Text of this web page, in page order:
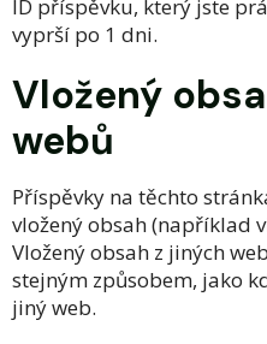
ID příspěvku, který jste
vyprší po 1 dni.
Vložený
webů
Příspěvky na těchto
vložený obsah (například
Vložený obsah z jiných
stejným způsobem, jako
jiný web.